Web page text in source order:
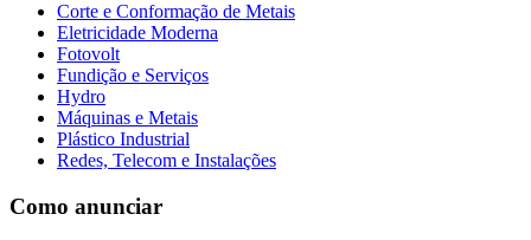
Corte e Conformação de Metais
Eletricidade Moderna
Fotovolt
Fundição e Serviços
Hydro
Máquinas e Metais
Plástico Industrial
Redes, Telecom e Instalações
Como anunciar